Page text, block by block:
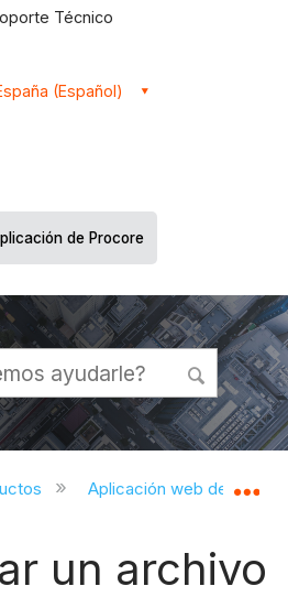
Técnico
(Español)
de Procore
jerarquía global
Aplicación web de
un archivo